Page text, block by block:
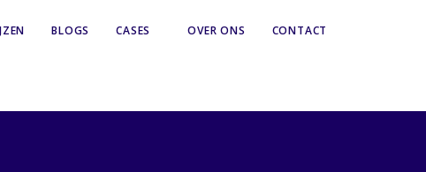
BLOGS CASES OVER ONS CONTACT